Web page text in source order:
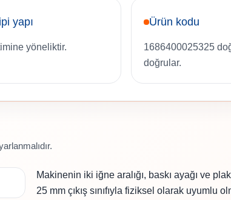
yapı
yöneliktir.
Ürün kodu
1686400025325
doğrular.
Makinenin iki iğne aralığı, baskı ayağı ve
25 mm çıkış sınıfıyla fiziksel olarak uyumlu